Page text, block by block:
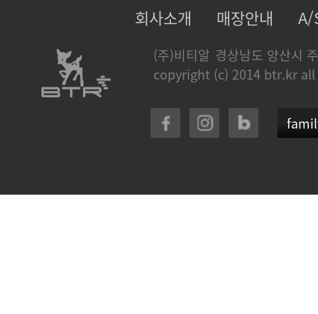
회사소개 매장안내 A/
(주)비티알 경상남도 양산시
copyright (c) 2014 btr.kr